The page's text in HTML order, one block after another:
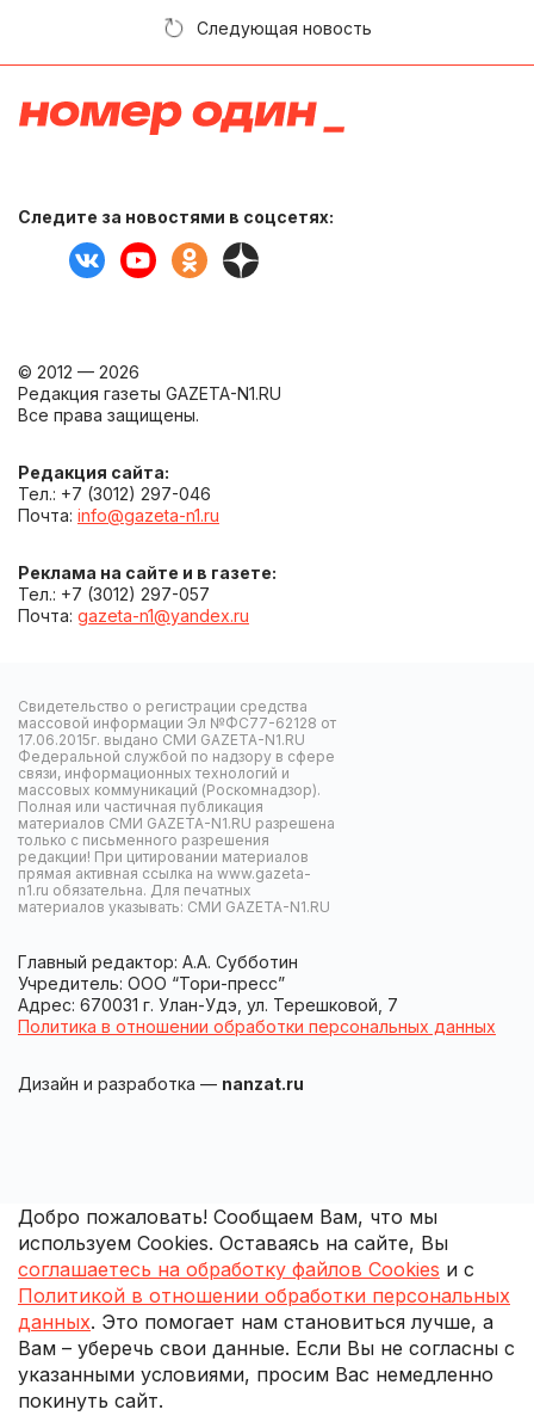
Следующая новость
Следите за новостями в соцсетях:
© 2012 — 2026
Редакция газеты GAZETA-N1.RU
Все права защищены.
Редакция сайта:
Тел.: +7 (3012) 297-046
Почта: info@gazeta-n1.ru
Реклама на сайте и в газете:
Тел.: +7 (3012) 297-057
Почта: gazeta-n1@yandex.ru
Свидетельство о регистрации средства
массовой информации Эл №ФС77-62128 от
17.06.2015г. выдано СМИ GAZETA-N1.RU
Федеральной службой по надзору в сфере
связи, информационных технологий и
массовых коммуникаций (Роскомнадзор).
Полная или частичная публикация
материалов СМИ GAZETA-N1.RU разрешена
только с письменного разрешения
редакции! При цитировании материалов
прямая активная ссылка на www.gazeta-
n1.ru обязательна. Для печатных
материалов указывать: СМИ GAZETA-N1.RU
Главный редактор: А.А. Субботин
Учредитель: ООО “Тори-пресс”
Адрес: 670031 г. Улан-Удэ, ул. Терешковой, 7
Политика в отношении обработки персональных данных
Дизайн и разработка — nanzat.ru
Добро пожаловать! Сообщаем Вам, что мы
используем Cookies. Оставаясь на сайте, Вы
соглашаетесь на обработку файлов Cookies и с
Политикой в отношении обработки персональных
данных. Это помогает нам становиться лучше, а
Вам – уберечь свои данные. Если Вы не согласны с
указанными условиями, просим Вас немедленно
покинуть сайт.